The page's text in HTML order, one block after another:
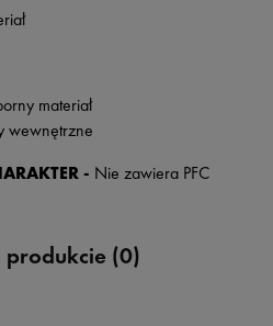
materiał
wewnętrzne
- Nie zawiera PFC
produkcie (0)